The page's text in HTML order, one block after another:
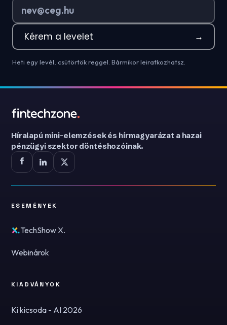
Kérem a levelet →
Heti egy levél, csütörtök reggel. Bármikor leiratkozhatsz.
Híralapú mini-elemzések és hírmagyarázat a hazai
pénzügyi szektor döntéshozóinak.
ESEMÉNYEK
TechShow X.
Webinárok
KIADVÁNYOK
Ki kicsoda - AI 2026